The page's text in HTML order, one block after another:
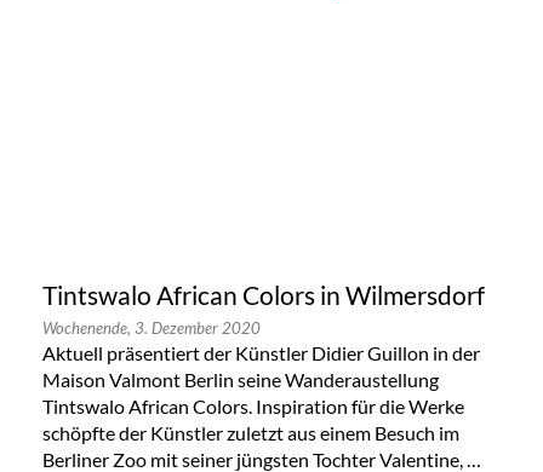
Tintswalo African Colors in Wilmersdorf
Wochenende, 3. Dezember 2020
Aktuell präsentiert der Künstler Didier Guillon in der
Maison Valmont Berlin seine Wanderaustellung
Tintswalo African Colors. Inspiration für die Werke
schöpfte der Künstler zuletzt aus einem Besuch im
Berliner Zoo mit seiner jüngsten Tochter Valentine, …